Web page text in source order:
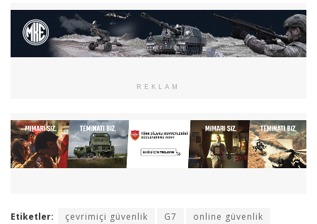
REKLAM
Etiketler: çevrimiçi güvenlik G7
online güvenlik